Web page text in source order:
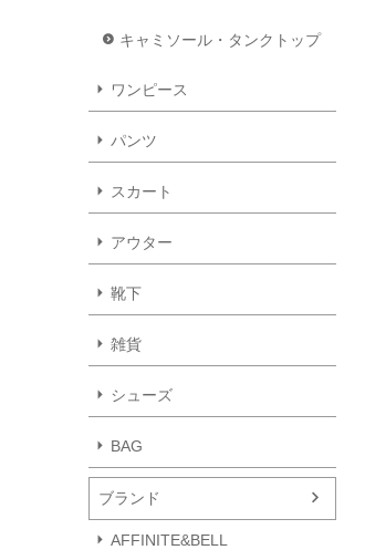
キャミソール・タンクトップ
ワンピース
パンツ
スカート
アウター
靴下
雑貨
シューズ
BAG
ブランド
AFFINITE&BELL